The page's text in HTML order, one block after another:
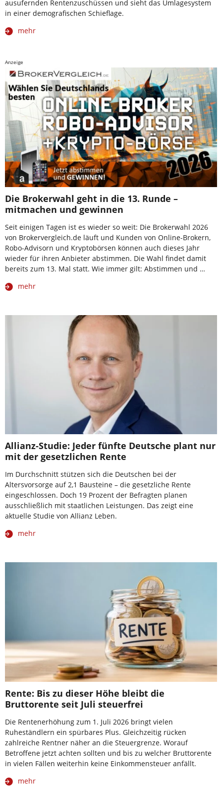
ausufernden Rentenzuschüssen und sieht das Umlagesystem
in einer demografischen Schieflage.
mehr
Anzeige
Die Brokerwahl geht in die 13. Runde –
mitmachen und gewinnen
Seit einigen Tagen ist es wieder so weit: Die Brokerwahl 2026
von Brokervergleich.de läuft und Kunden von Online-Brokern,
Robo-Advisorn und Kryptobörsen können auch dieses Jahr
wieder für ihren Anbieter abstimmen. Die Wahl findet damit
bereits zum 13. Mal statt. Wie immer gilt: Abstimmen und …
mehr
Allianz-Studie: Jeder fünfte Deutsche plant nur
mit der gesetzlichen Rente
Im Durchschnitt stützen sich die Deutschen bei der
Altersvorsorge auf 2,1 Bausteine – die gesetzliche Rente
eingeschlossen. Doch 19 Prozent der Befragten planen
ausschließlich mit staatlichen Leistungen. Das zeigt eine
aktuelle Studie von Allianz Leben.
mehr
Rente: Bis zu dieser Höhe bleibt die
Bruttorente seit Juli steuerfrei
Die Rentenerhöhung zum 1. Juli 2026 bringt vielen
Ruheständlern ein spürbares Plus. Gleichzeitig rücken
zahlreiche Rentner näher an die Steuergrenze. Worauf
Betroffene jetzt achten sollten und bis zu welcher Bruttorente
in vielen Fällen weiterhin keine Einkommensteuer anfällt.
mehr